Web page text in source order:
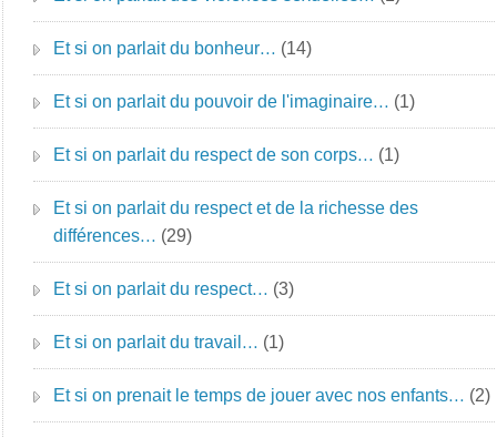
Et si on parlait du bonheur… (14)
Et si on parlait du pouvoir de l'imaginaire… (1)
Et si on parlait du respect de son corps… (1)
Et si on parlait du respect et de la richesse des
différences… (29)
Et si on parlait du respect… (3)
Et si on parlait du travail… (1)
Et si on prenait le temps de jouer avec nos enfants… (2)